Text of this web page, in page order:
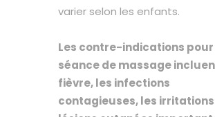
varier selon les enfants.
Les contre-indications
séance de massage
fièvre, les infections
contagieuses, les